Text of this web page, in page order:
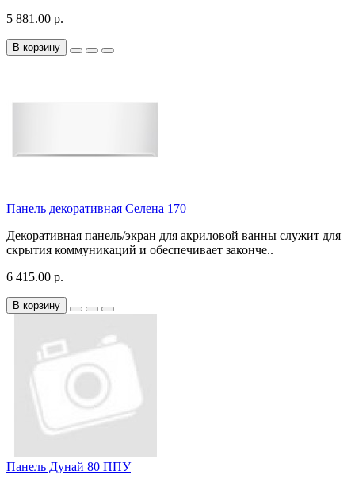
5 881.00 р.
В корзину
Панель декоративная Селена 170
Декоративная панель/экран для акриловой ванны служит для
скрытия коммуникаций и обеспечивает законче..
6 415.00 р.
В корзину
Панель Дунай 80 ППУ